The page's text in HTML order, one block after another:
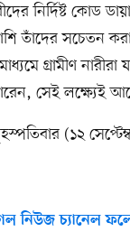
নির্দিষ্ট কোড
তাঁদের সচেতন
গ্রামীণ
সেই লক্ষ্যেই
(১২
নিউজ চ্যানেল